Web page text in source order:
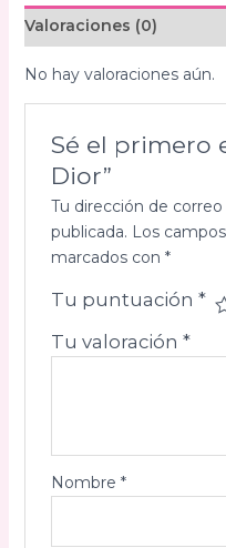
Valoraciones (0)
No hay valoraciones aún.
Sé el primero
Dior”
Tu dirección de
publicada. Los
marcados con *
Tu puntuación *
Tu valoración *
Nombre *